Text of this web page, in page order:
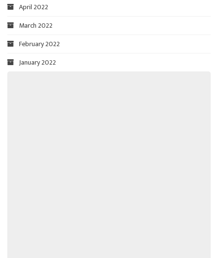
April 2022
March 2022
February 2022
January 2022